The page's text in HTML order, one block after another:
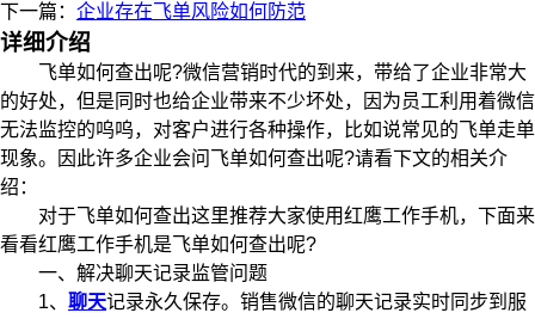
下一篇： 企业存在飞单风险如何防范
详细介绍
飞单如何查出呢?微信营销时代的到来，带给了企业非常大
的好处，但是同时也给企业带来不少坏处，因为员工利用着微信
无法监控的呜呜，对客户进行各种操作，比如说常见的飞单走单
现象。因此许多企业会问飞单如何查出呢?请看下文的相关介
绍：
对于飞单如何查出这里推荐大家使用红鹰工作手机，下面来
看看红鹰工作手机是飞单如何查出呢?
一、解决聊天记录监管问题
1、 聊天记录永久保存。销售微信的聊天记录实时同步到服